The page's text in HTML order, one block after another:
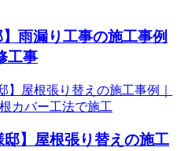
】雨漏り工事の施工事例
工事
邸】屋根張り替えの施工